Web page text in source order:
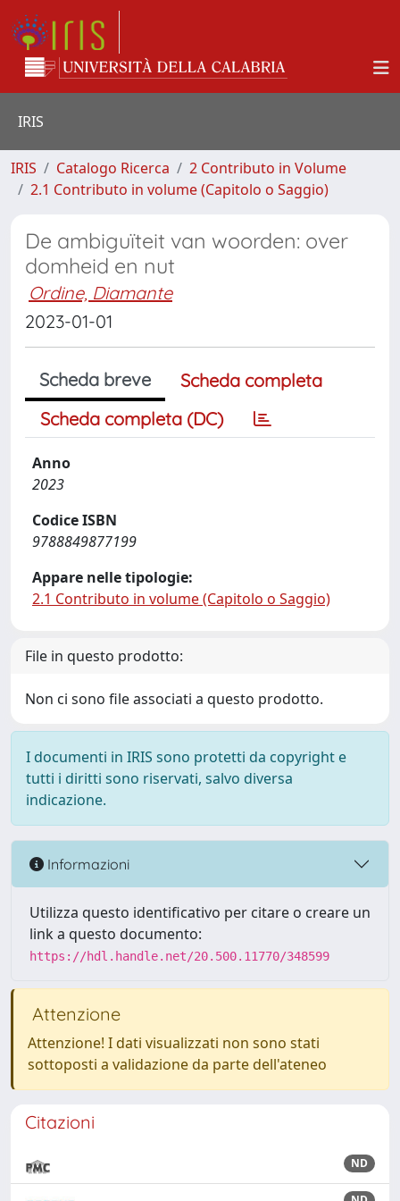
IRIS
IRIS Catalogo Ricerca
2 Contributo in Volume
2.1 Contributo in volume (Capitolo o Saggio)
De ambiguïteit van woorden: over
domheid en nut
Ordine, Diamante
2023-01-01
Scheda breve
Scheda completa
Scheda completa (DC)
Anno
2023
Codice ISBN
9788849877199
Appare nelle tipologie:
2.1 Contributo in volume (Capitolo o Saggio)
File in questo prodotto:
Non ci sono file associati a questo prodotto.
I documenti in IRIS sono protetti da copyright e
tutti i diritti sono riservati, salvo diversa
indicazione.
Informazioni
Utilizza questo identificativo per citare o creare un
link a questo documento:
https://hdl.handle.net/20.500.11770/348599
Attenzione
Attenzione! I dati visualizzati non sono stati
sottoposti a validazione da parte dell'ateneo
Citazioni
ND